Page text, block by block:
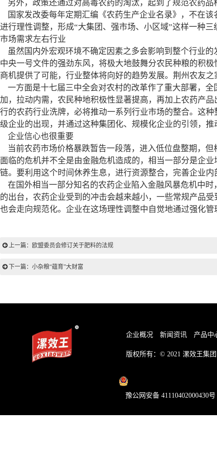
另外，政策还通过对高毒农药的淘汰，起到了规范农药品
国家发改委每年定期汇编《农药生产企业名录》，不在
进行理性调整，形成“大集团、强市场、小区域”这样一种
市场需求左右行业
虽然国内外宏观环境不确定因素之多会影响到整个行业
中央一号文件的强劲东风，将极大地鼓舞分农民种粮的积
商机提供了可能，行业整体将向好的趋势发展。荆州农友
一方面是十七届三中全会对农村的改革作了重大部署，
加，拉动内需，农民种地积极性显著提高，再加上农药产
行的农药行业洗牌，必将推动一系列行业市场的整合。这
级企业的出现，并通过这种集团化、规模化企业的引领，
企业信心也很重要
当前农药市场价格暴跌暂告一段落，进入低位盘整期，
面临的危机并不全是由金融危机造成的，相当一部分是企
链。要利用这个时间休养生息，进行资源整合，完善企业内
在国外相当一部分知名的农药企业陷入金融风暴危机中
的出台，农药企业受到的冲击会越来越小，一些常规产品
也会走向规范化。企业在这场理性调整中自觉地通过强化
上一篇：欧盟委员会修订关于肥料的法规
下一篇：小杂粮“蕴育”大财富
企业概况 新闻资讯 产品中
版权所有：© 2021 漯效王集团
豫公网安备 41110402000430号